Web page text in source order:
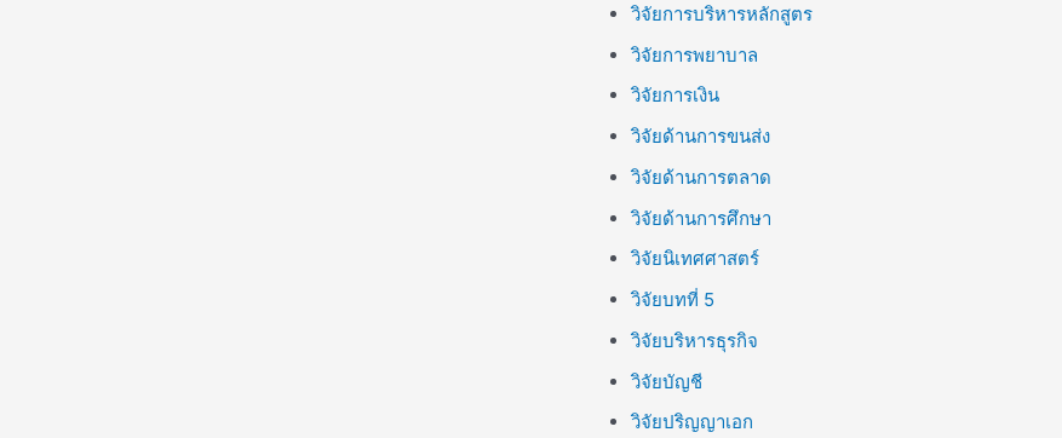
วิจัยการบริหารหลักสูตร
วิจัยการพยาบาล
วิจัยการเงิน
วิจัยด้านการขนส่ง
วิจัยด้านการตลาด
วิจัยด้านการศึกษา
วิจัยนิเทศศาสตร์
วิจัยบทที่ 5
วิจัยบริหารธุรกิจ
วิจัยบัญชี
วิจัยปริญญาเอก